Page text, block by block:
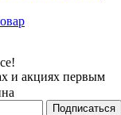
и акциях первым